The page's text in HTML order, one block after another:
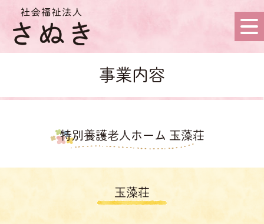
事業内容
特別養護老人ホーム 玉藻荘
玉藻荘